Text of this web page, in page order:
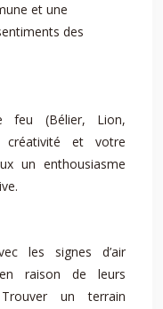
et une
des
feu (Bélier, Lion,
créativité et votre
un enthousiasme
les signes d’air
en raison de leurs
un terrain